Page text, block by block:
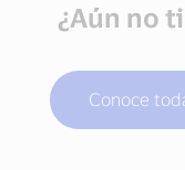
¿Aún no
Conoce